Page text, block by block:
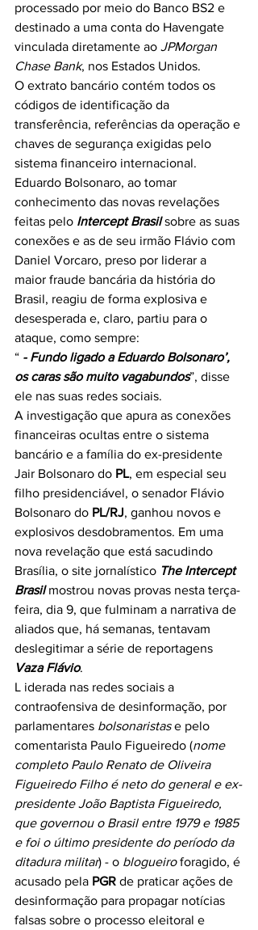
processado por meio do Banco BS2 e
destinado a uma conta do Havengate
vinculada diretamente ao JPMorgan
Chase Bank, nos Estados Unidos.
O extrato bancário contém todos os
códigos de identificação da
transferência, referências da operação e
chaves de segurança exigidas pelo
sistema financeiro internacional.
Eduardo Bolsonaro, ao tomar
conhecimento das novas revelações
feitas pelo Intercept Brasil sobre as suas
conexões e as de seu irmão Flávio com
Daniel Vorcaro, preso por liderar a
maior fraude bancária da história do
Brasil, reagiu de forma explosiva e
desesperada e, claro, partiu para o
ataque, como sempre:
“ - Fundo ligado a Eduardo Bolsonaro’,
os caras são muito vagabundos”, disse
ele nas suas redes sociais.
A investigação que apura as conexões
financeiras ocultas entre o sistema
bancário e a família do ex-presidente
Jair Bolsonaro do PL, em especial seu
filho presidenciável, o senador Flávio
Bolsonaro do PL/RJ, ganhou novos e
explosivos desdobramentos. Em uma
nova revelação que está sacudindo
Brasília, o site jornalístico The Intercept
Brasil mostrou novas provas nesta terça-
feira, dia 9, que fulminam a narrativa de
aliados que, há semanas, tentavam
deslegitimar a série de reportagens
Vaza Flávio.
L iderada nas redes sociais a
contraofensiva de desinformação, por
parlamentares bolsonaristas e pelo
comentarista Paulo Figueiredo (nome
completo Paulo Renato de Oliveira
Figueiredo Filho é neto do general e ex-
presidente João Baptista Figueiredo,
que governou o Brasil entre 1979 e 1985
e foi o último presidente do período da
ditadura militar) - o blogueiro foragido, é
acusado pela PGR de praticar ações de
desinformação para propagar notícias
falsas sobre o processo eleitoral e